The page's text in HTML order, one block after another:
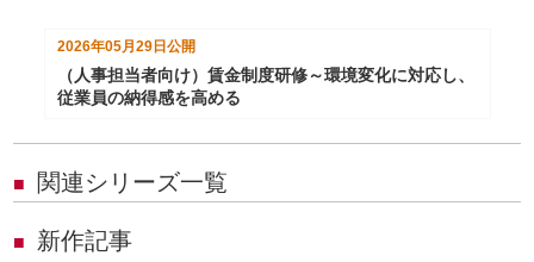
2026年05月29日 公開
（人事担当者向け）賃金制度研修～環境変化に対応し、
従業員の納得感を高める
■ 関連シリーズ一覧
■ 新作記事